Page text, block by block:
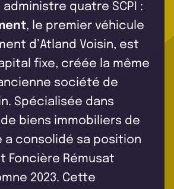
administre quatre SCPI :
, le premier véhicule
d’Atland Voisin, est
fixe, créée la même
société de
Spécialisée dans
de biens immobiliers de
a consolidé sa position
Foncière Rémusat
2023. Cette